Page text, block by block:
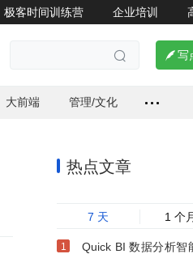
极客时间训练营 企业培训
  写
大前端 管理/文化
热点文章
7 天 1 个
Quick BI 数据分析智